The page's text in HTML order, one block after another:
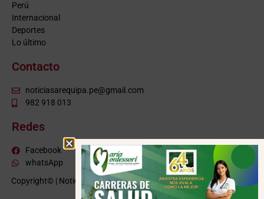
Perú
Internacional
Deportes
Lo último
Contacto
noticiasarequipa.pe@gmail.com
982 918 013
Redes
Facebook
whatsApp
Copyright© | NoticiasArequipa.pe | Grupo HBA Noticias| Todos los
derechos reservados